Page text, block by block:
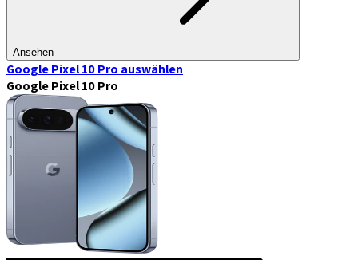
Ansehen
Google Pixel 10 Pro auswählen
Google Pixel 10 Pro